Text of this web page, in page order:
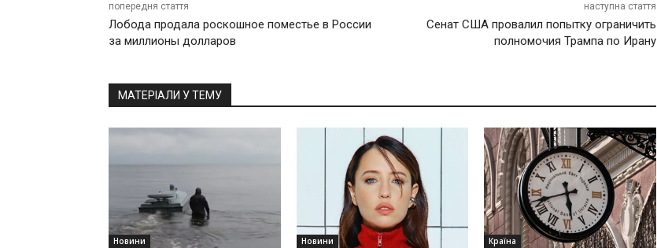
попередня стаття
Лобода продала роскошное поместье в России
за миллионы долларов
наступна стаття
Сенат США провалил попытку ограничить
полномочия Трампа по Ирану
МАТЕРІАЛИ У ТЕМУ
Новини Новини Країна